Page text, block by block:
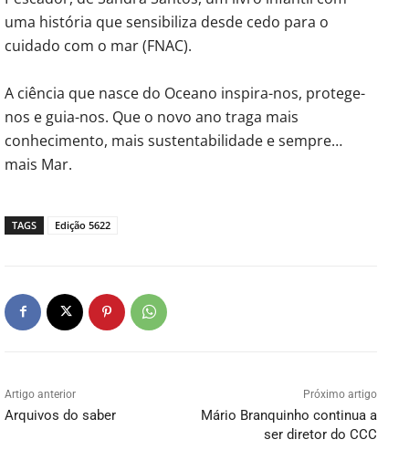
uma história que sensibiliza desde cedo para o
cuidado com o mar (FNAC).
A ciência que nasce do Oceano inspira-nos, protege-
nos e guia-nos. Que o novo ano traga mais
conhecimento, mais sustentabilidade e sempre…
mais Mar.
TAGS Edição 5622
Artigo anterior
Arquivos do saber
Próximo artigo
Mário Branquinho continua a
ser diretor do CCC